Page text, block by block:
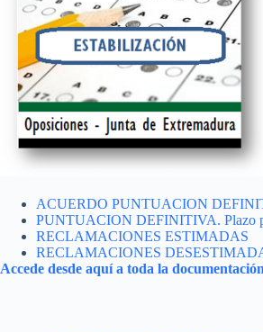
ACUERDO PUNTUACION
PUNTUACION DEFINITIVA. Plazo
RECLAMACIONES ESTIMADAS
RECLAMACIONES
Accede desde aquí a toda la